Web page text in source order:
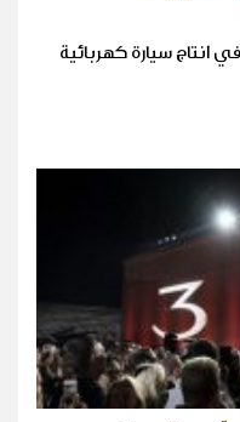
انتاج سيارة كهربائية